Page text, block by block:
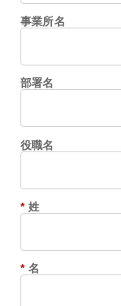
事業所名
部署名
役職名
* 姓
* 名